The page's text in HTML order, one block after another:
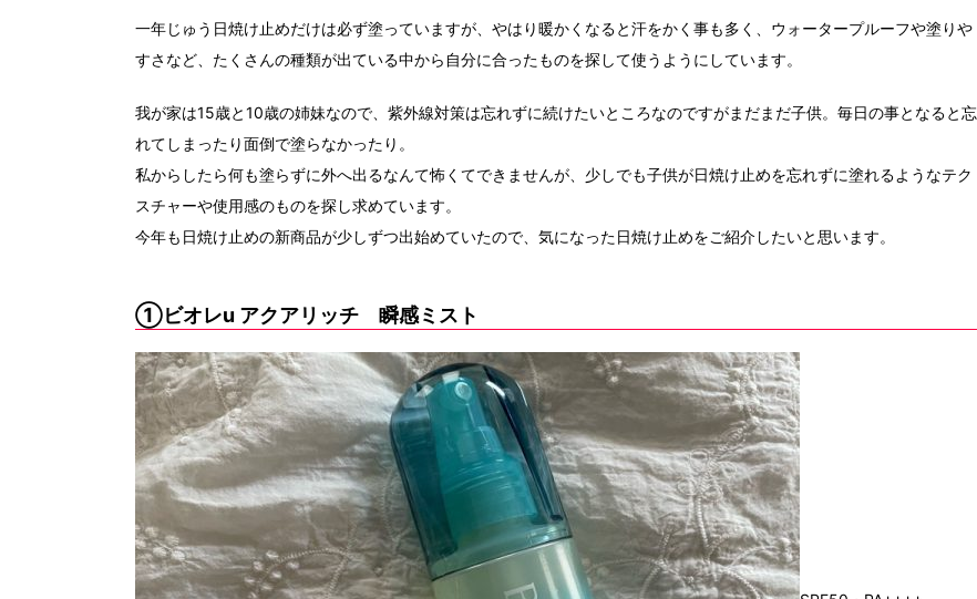
一年じゅう日焼け止めだけは必ず塗っていますが、やはり暖かくなると汗をかく事も多く、ウォータープルーフや塗りや
すさなど、たくさんの種類が出ている中から自分に合ったものを探して使うよう にしています。
我が家は15歳と10歳の姉妹なので、紫外線対策は忘れずに続けたいところなのですがまだまだ子供。毎日の事となると忘
れてしまったり面倒で塗らなかったり。
私からしたら何も塗らずに外へ出るなんて怖くてできませんが、少しでも子供が日焼け止めを忘れずに塗れるようなテク
スチャーや使用感のものを探し求めています。
今年も日焼け止めの新商品が少しずつ出始めていたので、気になった日焼け止めをご紹介したいと思います。
①ビオレu アクアリッチ 瞬感ミスト